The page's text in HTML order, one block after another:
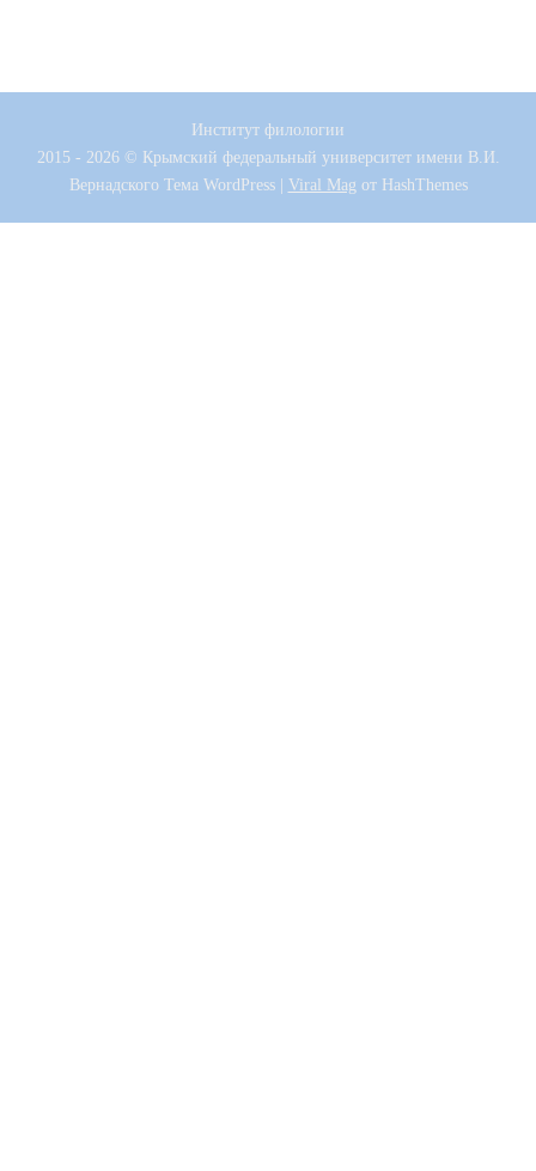
Институт филологии
2015 - 2026 © Крымский федеральный университет имени В.И.
ВернадскогоТема WordPress | Viral Mag от HashThemes